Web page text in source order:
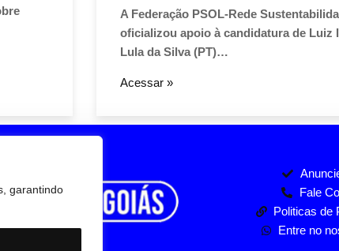
garantindo
A Federação PSOL-Rede
oficializou apoio à candidatura de Luiz
Lula da Silva (PT)…
Acessar »
Fale
Politicas de
Entre no